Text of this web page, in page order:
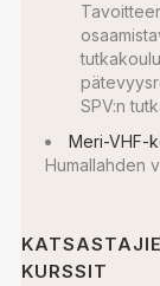
SPV:n
Meri-VHF-
Humallahden
KURSSIT